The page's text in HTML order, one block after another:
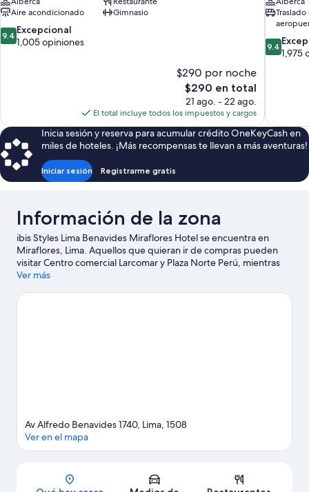
Aire acondicionado
Gimnasio
9.4
de
9.4 Excepcional
1,005 opiniones
$290 por noche
El
precio
actual
es
de
$290
$290 en total
21 ago. - 22 ago.
El total incluye todos los impuestos y cargos
9.4
de
9.4
1,975
Inicia sesión y reserva para acumular crédito OneKeyCash en
miles de hoteles. ¡Más recompensas te llevan a más aventuras!
Iniciar sesión Registrarme gratis
Información de la zona
ibis Styles Lima Benavides Miraflores Hotel se encuentra en
Miraflores, Lima. Aquellos que quieran ir de compras pueden
visitar Centro comercial Larcomar y Plaza Norte Perú, mientras
que quienes quieran apreciar la belleza natural de la zona
conocer Centro Cultural Ricardo Palma y Museo de Historia
Ver más
Sección del mapa
Av Alfredo Benavides 1740, Lima, 1508
Ver en el mapa